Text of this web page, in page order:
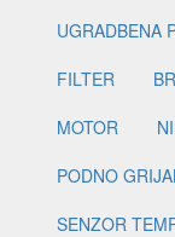
UGRADBENA
FILTER
MOTOR
PODNO
SENZOR